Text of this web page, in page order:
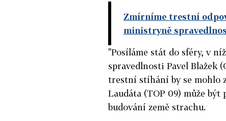
Zmírníme trestní
ministryně
"Posíláme stát do sféry, v
spravedlnosti Pavel Blažek
trestní stíhání by se mohlo
Laudáta (TOP 09) může být
budování země strachu.